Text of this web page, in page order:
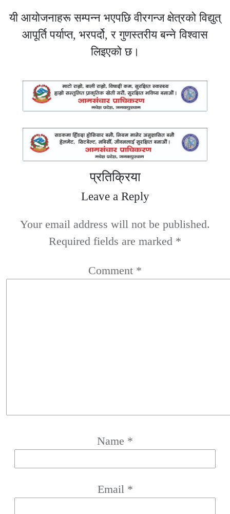
यी आयोजनाहरू सम्पन्न भएपछि वीरगन्ज क्षेत्रको विद्युत्
आपूर्ति पर्याप्त, भरपर्दो, र गुणस्तरीय बन्ने विश्वास
लिइएको छ।
प्रतिक्रिया
Leave a Reply
Your email address will not be published.
Required fields are marked *
Comment *
Name *
Email *